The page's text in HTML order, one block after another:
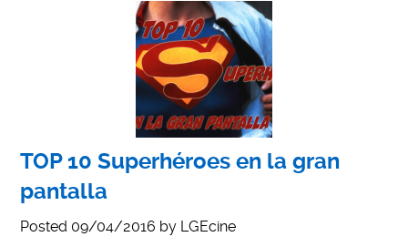
TOP 10 Superhéroes en la gran
pantalla
Posted 09/04/2016 by LGEcine